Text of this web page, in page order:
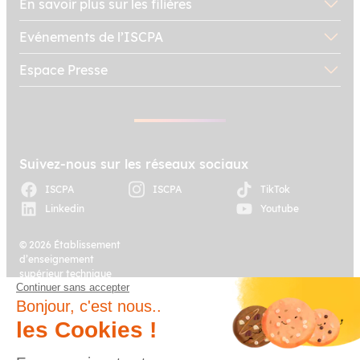
En savoir plus sur les filières
Evénements de l’ISCPA
Espace Presse
Suivez-nous sur les réseaux sociaux
ISCPA ISCPA
TikTok
Linkedin
Youtube
© 2026 Établissement
d’enseignement
supérieur technique
privé, Association à
but non lucratif –
Groupe IGENSIA
Education – Mise à jour
Plan du site Mentions légales
Continuer sans accepter
Bonjour, c'est nous..
les Cookies !